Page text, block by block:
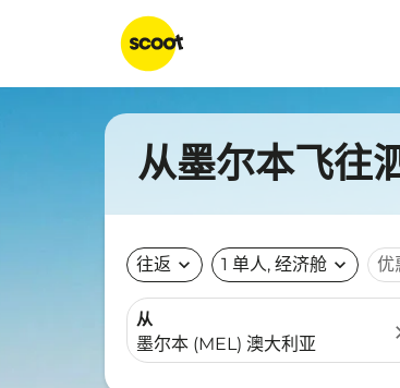
从墨尔本飞往
往返 expand_more 1 单人, 经济舱 expand_more 优
从